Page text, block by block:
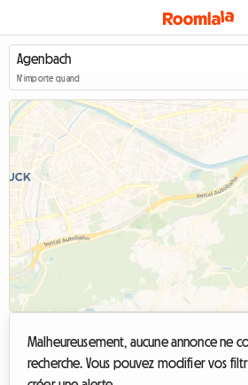
N'importe quand
Malheureusement, aucune annonce ne
recherche. Vous pouvez modifier vos